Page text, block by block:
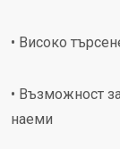
• Високо
• Възможност
наеми